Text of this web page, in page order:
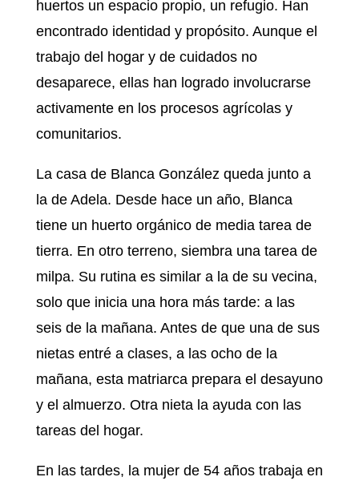
huertos un espacio propio, un refugio. Han
encontrado identidad y propósito. Aunque el
trabajo del hogar y de cuidados no
desaparece, ellas han logrado involucrarse
activamente en los procesos agrícolas y
comunitarios.
La casa de Blanca González queda junto a
la de Adela. Desde hace un año, Blanca
tiene un huerto orgánico de media tarea de
tierra. En otro terreno, siembra una tarea de
milpa. Su rutina es similar a la de su vecina,
solo que inicia una hora más tarde: a las
seis de la mañana. Antes de que una de sus
nietas entré a clases, a las ocho de la
mañana, esta matriarca prepara el desayuno
y el almuerzo. Otra nieta la ayuda con las
tareas del hogar.
En las tardes, la mujer de 54 años trabaja en